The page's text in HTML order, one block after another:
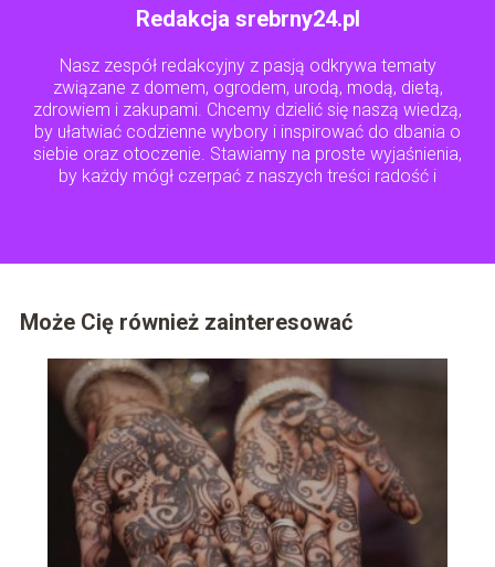
Redakcja srebrny24.pl
Nasz zespół redakcyjny z pasją odkrywa tematy
związane z domem, ogrodem, urodą, modą, dietą,
zdrowiem i zakupami. Chcemy dzielić się naszą wiedzą,
by ułatwiać codzienne wybory i inspirować do dbania o
siebie oraz otoczenie. Stawiamy na proste wyjaśnienia,
by każdy mógł czerpać z naszych treści radość i
Może Cię również zainteresować